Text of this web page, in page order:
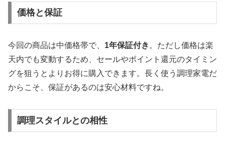
価格と保証
今回の商品は中価格帯で、 1年保証付き 。ただし価格は楽
天内でも変動するため、セールやポイント還元のタイミン
グを狙うとよりお得に購入できます。長く使う調理家電だ
からこそ、保証があるのは安心材料ですね。
調理スタイルとの相性